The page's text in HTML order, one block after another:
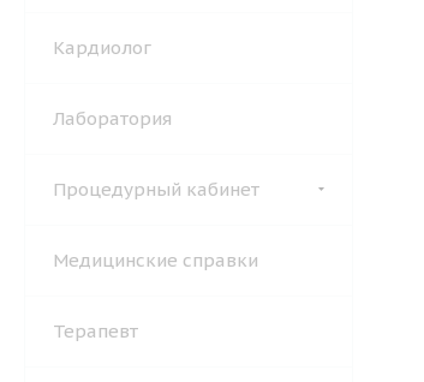
Кардиолог
Лаборатория
Процедурный кабинет
Медицинские справки
Терапевт